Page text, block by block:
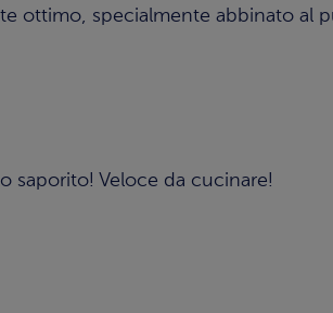
ottimo, specialmente abbinato al
saporito! Veloce da cucinare!